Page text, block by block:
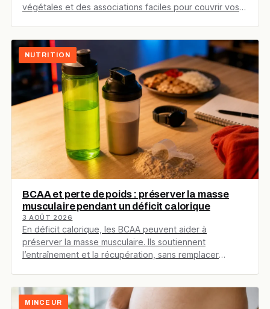
végétales et des associations faciles pour couvrir vos
NUTRITION
BCAA et perte de poids : préserver la masse
musculaire pendant un déficit calorique
3 AOÛT 2026
En déficit calorique, les BCAA peuvent aider à
préserver la masse musculaire. Ils soutiennent
l’entraînement et la récupération, sans remplacer
MINCEUR